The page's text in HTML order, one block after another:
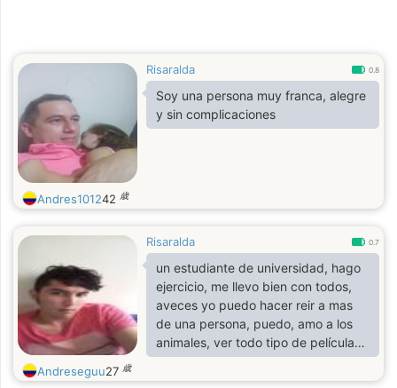
Risaralda 0.8
Soy una persona muy franca, alegre
y sin complicaciones
Andres101242 歳
Risaralda 0.7
un estudiante de universidad, hago
ejercicio, me llevo bien con todos,
aveces yo puedo hacer reir a mas
de una persona, puedo, amo a los
animales, ver todo tipo de películas,
etc. así si y me gusta la tranquilidad
tambien osea el silencio para así
Andreseguu27 歳